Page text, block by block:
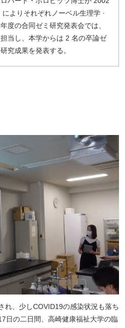
よりそれぞれノーベル生理学 ·
度の合同ゼミ研究発表会では、
当し、本学からは 2 名の卒論ゼ
究成果を発表する。
れ、少しCOVID19の感染状況も落ち
日の二日間、高崎健康福祉大学の臨